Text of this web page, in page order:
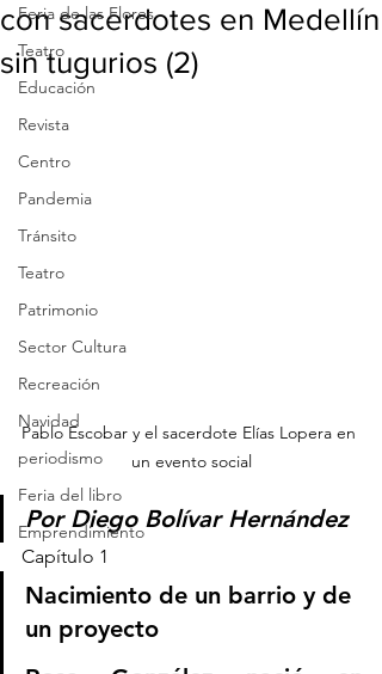
Feria de las Flores
Teatro
Educación
Revista
Centro
Pandemia
Tránsito
Teatro
Patrimonio
Sector Cultura
Recreación
Navidad
periodismo
Feria del libro
Emprendimiento
con sacerdotes en Medellín
sin tugurios (2)
Pablo Escobar y el sacerdote Elías Lopera en
un evento social
Por Diego Bolívar Hernández
Capítulo 1
Nacimiento de un barrio y de
un proyecto